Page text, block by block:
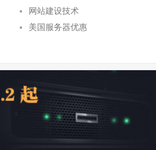
网站建设技术
美国服务器优惠